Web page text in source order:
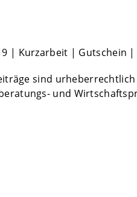
| Kurzarbeit | Gutschein
sind
und